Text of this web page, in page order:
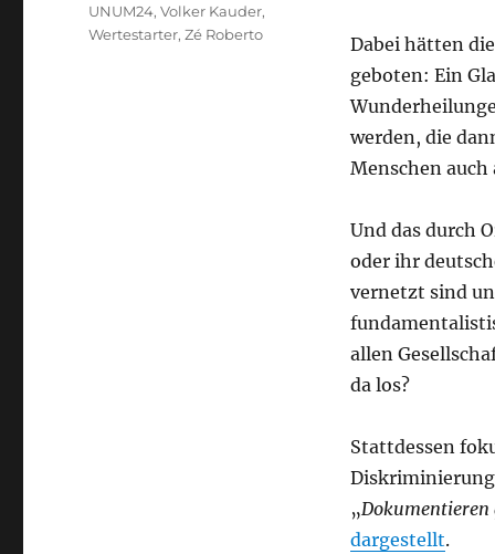
Dabei hätten
geboten: Ein
werden, die
Menschen
Und das durch
oder ihr
vernetzt sind
allen
da los?
Stattdessen
Diskriminierung
„Dokumentieren
dargestellt.
UNUM24,Volker Kauder,
Wertestarter,Zé Roberto